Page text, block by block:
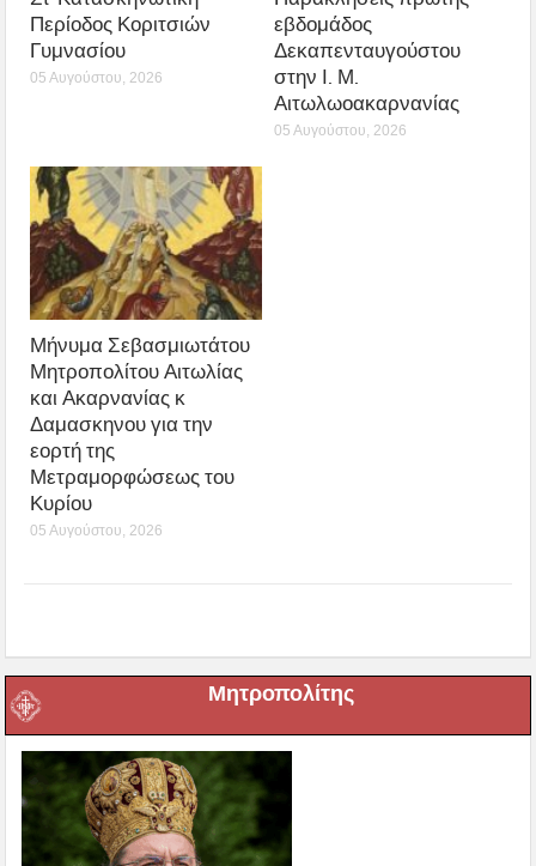
Περίοδος Κοριτσιών
Γυμνασίου
05 Αυγούστου, 2026
εβδομάδος
Δεκαπενταυγούστου
στην Ι. Μ.
Αιτωλωοακαρνανίας
05 Αυγούστου, 2026
Μήνυμα Σεβασμιωτάτου
Μητροπολίτου Αιτωλίας
και Ακαρνανίας κ
Δαμασκηνου για την
εορτή της
Μετραμορφώσεως του
Κυρίου
05 Αυγούστου, 2026
Μητροπολίτης